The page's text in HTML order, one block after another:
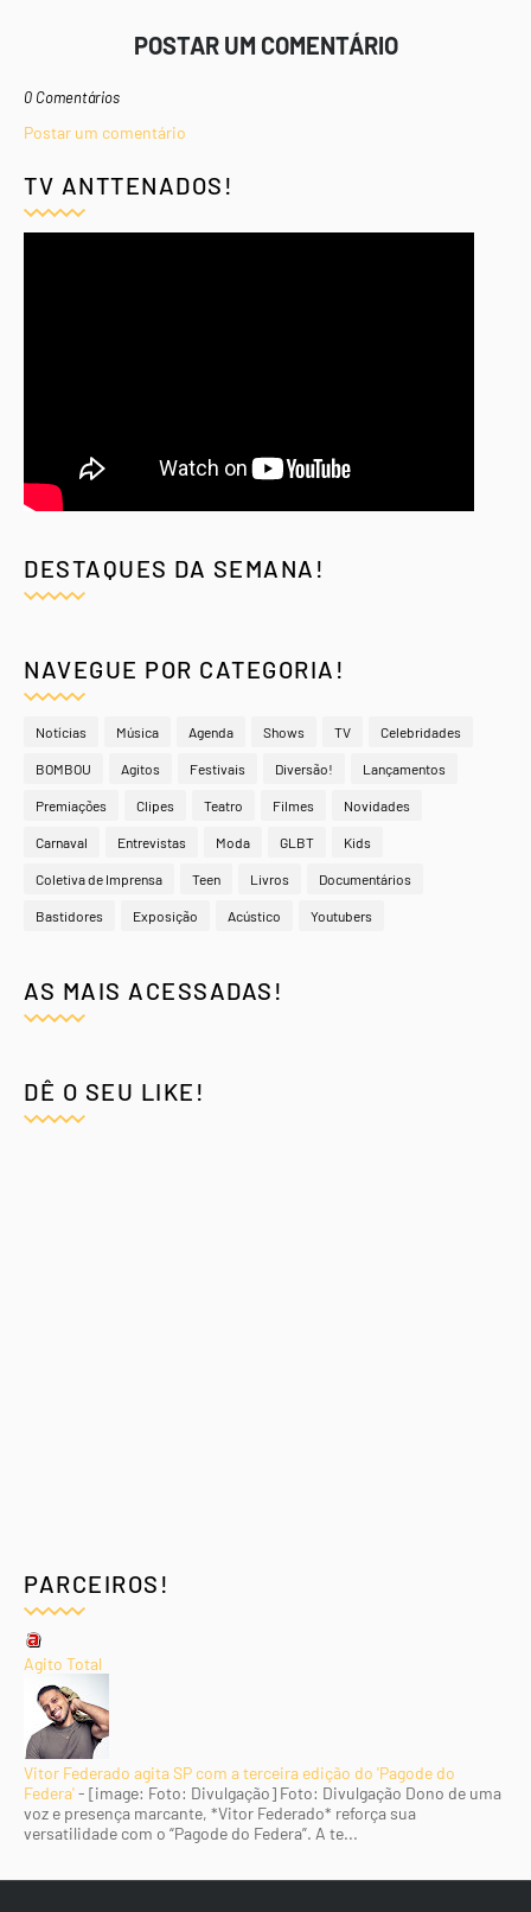
POSTAR UM COMENTÁRIO
0 Comentários
Postar um comentário
TV ANTTENADOS!
DESTAQUES DA SEMANA!
NAVEGUE POR CATEGORIA!
Notícias Música Agenda Shows TV Celebridades
BOMBOU Agitos Festivais Diversão! Lançamentos
Premiações Clipes Teatro Filmes Novidades
Carnaval Entrevistas Moda GLBT Kids
Coletiva de Imprensa Teen Livros Documentários
Bastidores Exposição Acústico Youtubers
AS MAIS ACESSADAS!
DÊ O SEU LIKE!
PARCEIROS!
Agito Total
Vitor Federado agita SP com a terceira edição do 'Pagode do
Federa'- [image: Foto: Divulgação] Foto: Divulgação Dono de uma
voz e presença marcante, *Vitor Federado* reforça sua
versatilidade com o “Pagode do Federa”. A te...